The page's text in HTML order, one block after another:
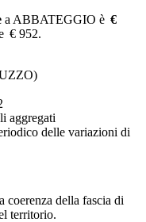
a ABBATEGGIO è €
€ 952.
aggregati
delle variazioni di
della fascia di
territorio.